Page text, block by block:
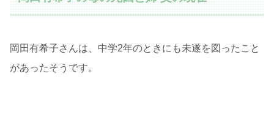
岡田有希子さんは、中学2年のときにも未遂を図ったこと
があったそうです。